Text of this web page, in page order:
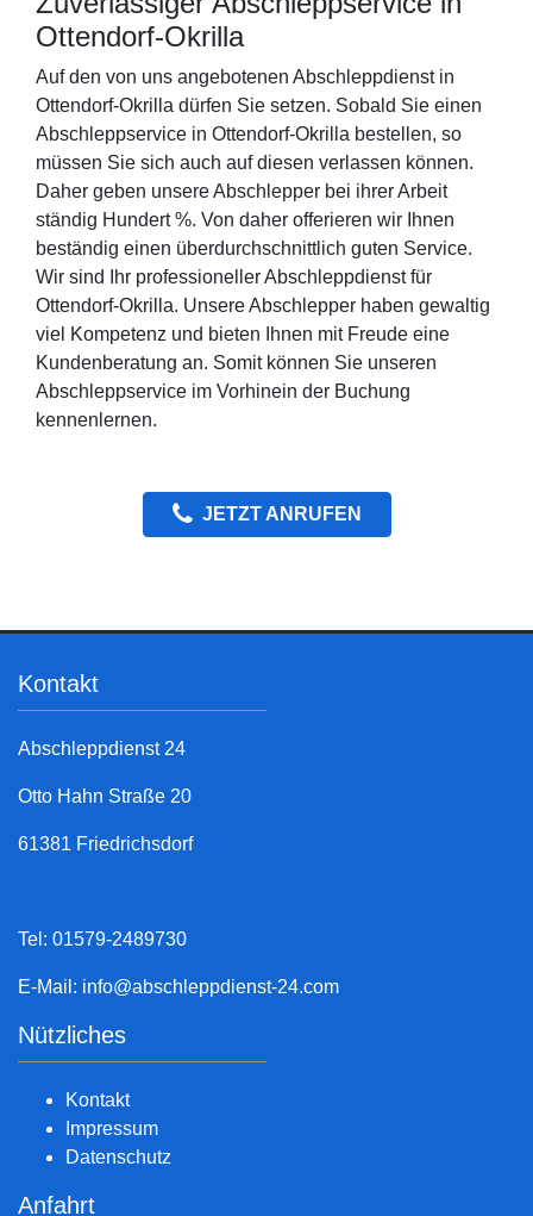
Ottendorf-Okrilla
Auf den von uns angebotenen Abschleppdienst in
Ottendorf-Okrilla dürfen Sie setzen. Sobald Sie einen
Abschleppservice in Ottendorf-Okrilla bestellen, so
müssen Sie sich auch auf diesen verlassen können.
Daher geben unsere Abschlepper bei ihrer Arbeit
ständig Hundert %. Von daher offerieren wir Ihnen
beständig einen überdurchschnittlich guten Service.
Wir sind Ihr professioneller Abschleppdienst für
Ottendorf-Okrilla. Unsere Abschlepper haben gewaltig
viel Kompetenz und bieten Ihnen mit Freude eine
Kundenberatung an. Somit können Sie unseren
Abschleppservice im Vorhinein der Buchung
kennenlernen.
JETZT ANRUFEN
Kontakt
Abschleppdienst 24
Otto Hahn Straße 20
61381 Friedrichsdorf
Tel: 01579-2489730
E-Mail: info@abschleppdienst-24.com
Nützliches
Kontakt
Impressum
Datenschutz
Anfahrt